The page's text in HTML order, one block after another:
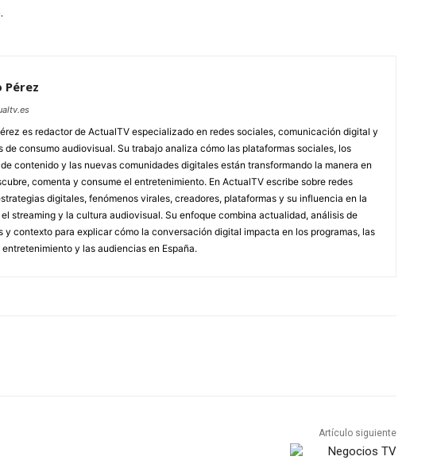
Pérez
es redactor de ActualTV especializado en redes sociales, comunicación digital y
de consumo audiovisual. Su trabajo analiza cómo las plataformas sociales, los
contenido y las nuevas comunidades digitales están transformando la manera en
comenta y consume el entretenimiento. En ActualTV escribe sobre redes
digitales, fenómenos virales, creadores, plataformas y su influencia en la
streaming y la cultura audiovisual. Su enfoque combina actualidad, análisis de
y contexto para explicar cómo la conversación digital impacta en los programas, las
entretenimiento y las audiencias en España.
Artículo siguiente